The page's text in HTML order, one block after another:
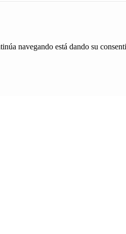
navegando está dando su